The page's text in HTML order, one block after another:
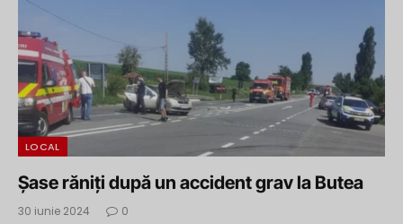
LOCAL
Șase răniți după un accident grav la Butea
30 iunie 2024 0